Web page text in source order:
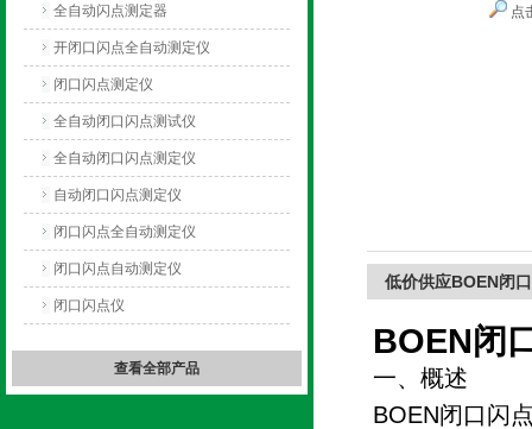
全自动闪点测定器
开闭口闪点全自动测定仪
闭口闪点测定仪
全自动闭口闪点测试仪
全自动闭口闪点测定仪
自动闭口闪点测定仪
闭口闪点全自动测定仪
闭口闪点自动测定仪
闭口闪点仪
查看全部产品
点
低价供应BOEN闭
BOEN闭
一、概述
BOEN闭口闪